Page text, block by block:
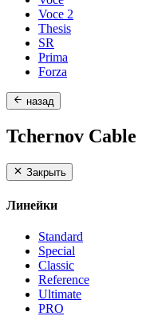
Voce 2
Thesis
SR
Prima
Forza
назад
Tchernov Cable
Закрыть
Линейки
Standard
Special
Classic
Reference
Ultimate
PRO